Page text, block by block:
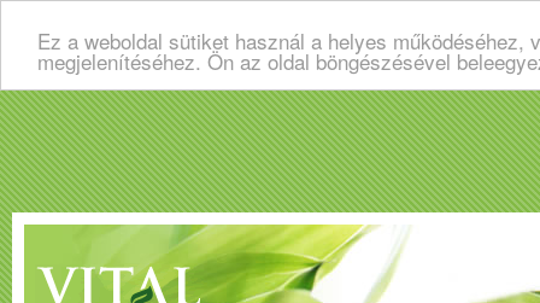
Ez a weboldal sütiket használ a helyes
megjelenítéséhez. Ön az oldal böngészésével